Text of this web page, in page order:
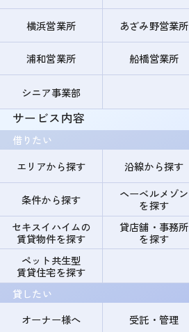
横浜営業所 あざみ野営業所
浦和営業所 船橋営業所
シニア事業部
サービス内容
借りたい
エリアから探す
沿線から探す
条件から探す
ヘーベルメゾン
を探す
セキスイハイムの
賃貸物件を探す
貸店舗・事務所
を探す
ペット共生型
賃貸住宅を探す
貸したい
オーナー様へ
受託・管理